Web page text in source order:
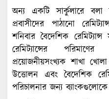
অন্য একটি সার্কুলারে
প্রবাসীদের পাঠানো
শনিবার বৈদেশিক
রেমিট্যান্সের
প্রয়োজনীয়সংখ্যক শাখা
উত্তোলন এবং বৈদেশিক
পরিচালনার জন্য